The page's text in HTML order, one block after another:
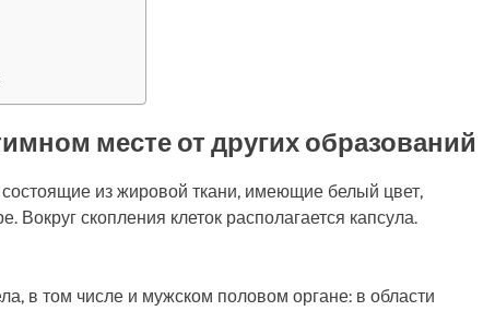
месте от других образований
из жировой ткани, имеющие белый цвет,
скопления клеток располагается капсула.
в том числе и мужском половом органе: в области